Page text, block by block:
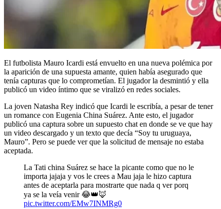
El futbolista Mauro Icardi está envuelto en una nueva polémica por
la aparición de una supuesta amante, quien había asegurado que
tenía capturas que lo comprometían. El jugador la desmintió y ella
publicó un video íntimo que se viralizó en redes sociales.
La joven Natasha Rey indicó que Icardi le escribía, a pesar de tener
un romance con Eugenia China Suárez. Ante esto, el jugador
publicó una captura sobre un supuesto chat en donde se ve que hay
un video descargado y un texto que decía “Soy tu uruguaya,
Mauro”. Pero se puede ver que la solicitud de mensaje no estaba
aceptada.
La Tati china Suárez se hace la picante como que no le
importa jajaja y vos le crees a Mau jaja le hizo captura
antes de aceptarla para mostrarte que nada q ver porq
ya se la veía venir 😂👑🦊
pic.twitter.com/EMw7INMRg0